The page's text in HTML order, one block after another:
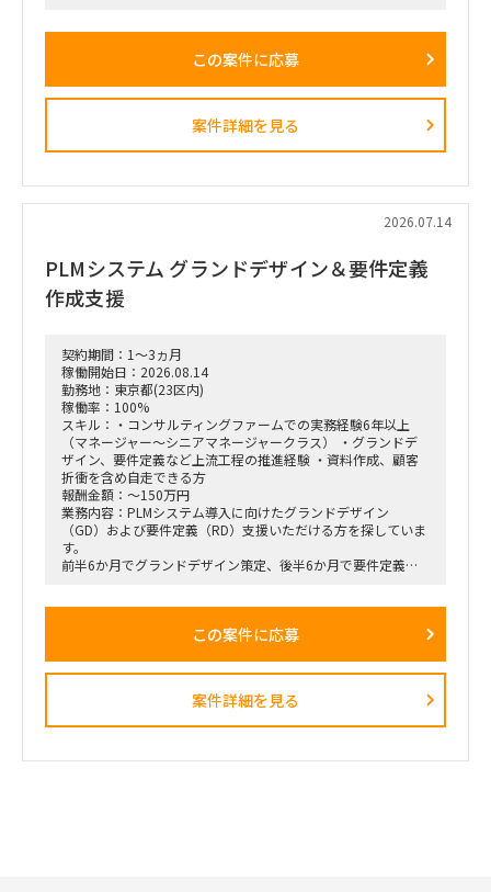
この案件に応募
案件詳細を見る
2026.07.14
PLMシステム グランドデザイン＆要件定義
作成支援
契約期間：1～3ヵ月
稼働開始日：2026.08.14
勤務地：東京都(23区内)
稼働率：100%
スキル：・コンサルティングファームでの実務経験6年以上
（マネージャー～シニアマネージャークラス） ・グランドデ
ザイン、要件定義など上流工程の推進経験 ・資料作成、顧客
折衝を含め自走できる方
報酬金額：～150万円
業務内容：PLMシステム導入に向けたグランドデザイン
（GD）および要件定義（RD）支援いただける方を探していま
す。
前半6か月でグランドデザイン策定、後半6か月で要件定義を
この案件に応募
案件詳細を見る